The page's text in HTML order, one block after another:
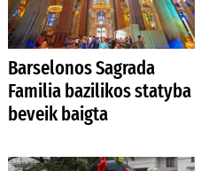
Barselonos Sagrada
Familia bazilikos statyba
beveik baigta